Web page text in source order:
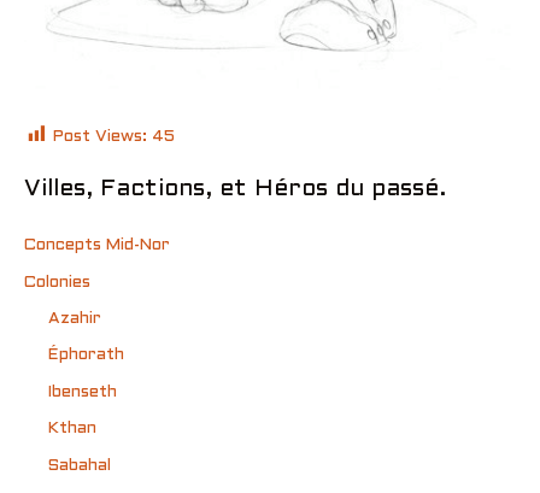
Post Views: 45
Villes, Factions, et Héros du passé.
Concepts Mid-Nor
Colonies
Azahir
Éphorath
Ibenseth
Kthan
Sabahal